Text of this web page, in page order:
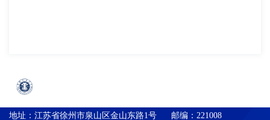
地址： 江苏省徐州市泉山区金山东路1号 邮编： 221008